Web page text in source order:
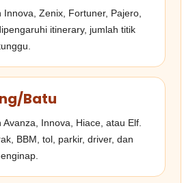
Zenix, Fortuner, Pajero,
itinerary, jumlah titik
Batu
Innova, Hiace, atau Elf.
BBM, tol, parkir, driver, dan